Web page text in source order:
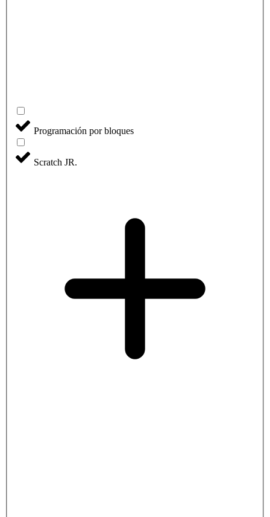
Programación por bloques
Scratch JR.